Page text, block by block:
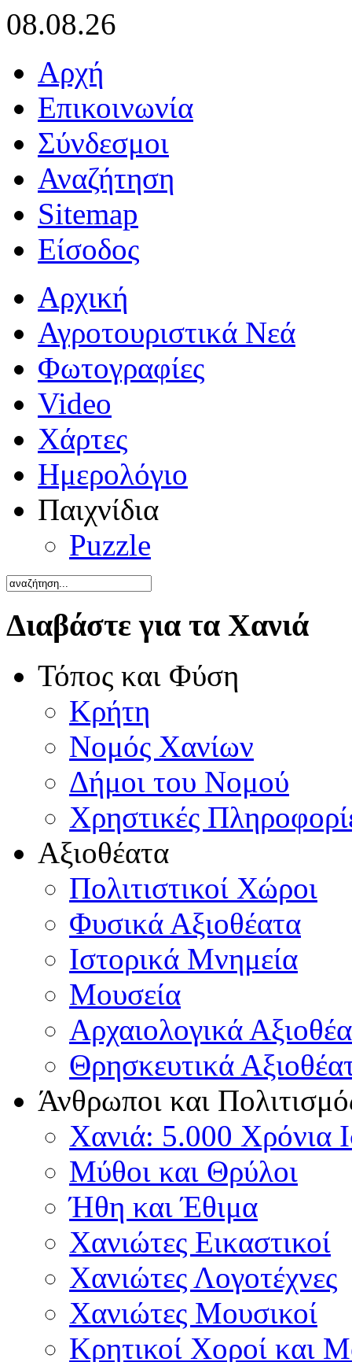
08.08.26
Αρχή
Επικοινωνία
Σύνδεσμοι
Αναζήτηση
Sitemap
Είσοδος
Αρχική
Αγροτουριστικά Νεά
Φωτογραφίες
Video
Χάρτες
Ημερολόγιο
Παιχνίδια
Puzzle
Διαβάστε για τα Χανιά
Τόπος και Φύση
Κρήτη
Νομός Χανίων
Δήμοι του Νομού
Χρηστικές
Αξιοθέατα
Πολιτιστικοί Χώροι
Φυσικά Αξιοθέατα
Ιστορικά Μνημεία
Μουσεία
Αρχαιολογικά
Θρησκευτικά
Άνθρωποι και
Χανιά: 5.000 Χρόνια
Μύθοι και Θρύλοι
Ήθη και Έθιμα
Χανιώτες Εικαστικοί
Χανιώτες Λογοτέχνες
Χανιώτες Μουσικοί
Κρητικοί Χοροί και